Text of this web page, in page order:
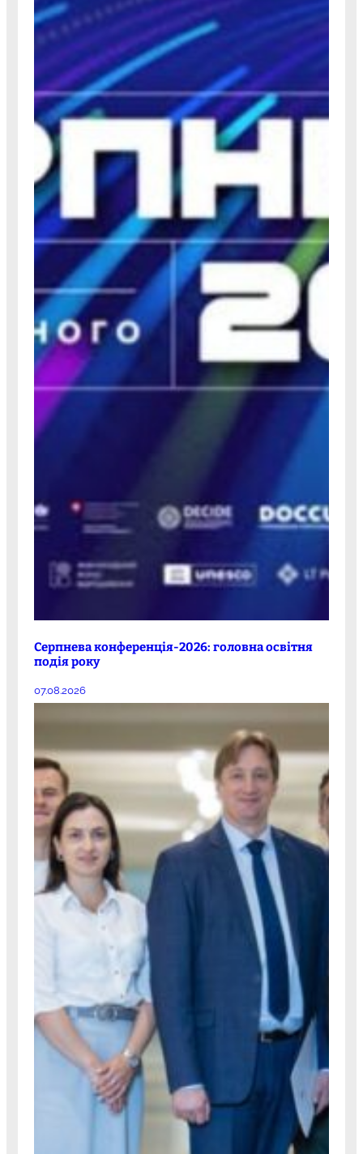
Серпнева конференція-2026: головна освітня
подія року
07.08.2026